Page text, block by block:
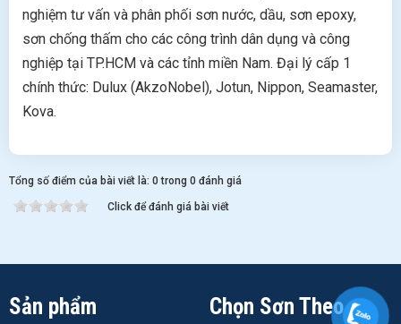
nghiệm tư vấn và phân phối sơn nước, dầu, sơn epoxy,
sơn chống thấm cho các công trình dân dụng và công
nghiệp tại TP.HCM và các tỉnh miền Nam. Đại lý cấp 1
chính thức: Dulux (AkzoNobel), Jotun, Nippon, Seamaster,
Kova.
Tổng số điểm của bài viết là: 0 trong 0 đánh giá
Click để đánh giá bài viết
Sản phẩm
Chọn Sơn Theo